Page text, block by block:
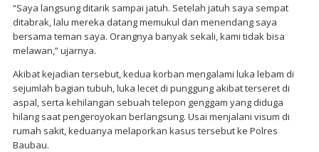
“Saya langsung ditarik sampai jatuh. Setelah jatuh saya sempat
ditabrak, lalu mereka datang memukul dan menendang saya
bersama teman saya. Orangnya banyak sekali, kami tidak bisa
melawan,” ujarnya.
Akibat kejadian tersebut, kedua korban mengalami luka lebam di
sejumlah bagian tubuh, luka lecet di punggung akibat terseret di
aspal, serta kehilangan sebuah telepon genggam yang diduga
hilang saat pengeroyokan berlangsung. Usai menjalani visum di
rumah sakit, keduanya melaporkan kasus tersebut ke Polres
Baubau.